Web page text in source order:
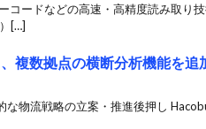
コードなどの高速・高精度読み取り
[…]
複数拠点の横断分析機能を追
物流戦略の立案・推進後押し